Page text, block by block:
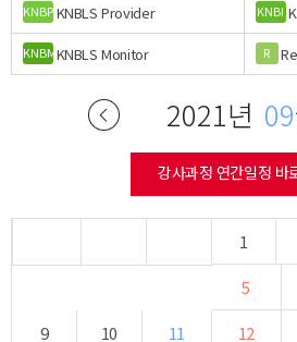
KNBPKNBLS Provider KNBI
KNBMKNBLS Monitor R
2021년 09
강사과정 연간일정 바
1
5
9
10 11 12